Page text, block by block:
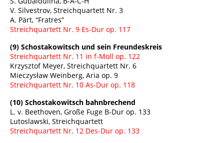
V. Silvestrov, Streichquartett Nr. 3
A. Pärt, “Fratres”
Streichquartett Nr. 9 Es-Dur op. 117
(9) Schostakowitsch und sein Freundeskreis
Streichquartett Nr. 11 in f-Moll op. 122
Krzysztof Meyer, Streichquartett Nr. 6
Mieczysław Weinberg, Aria op. 9
Streichquartett Nr. 10 As-Dur op. 118
(10) Schostakowitsch bahnbrechend
L. v. Beethoven, Große Fuge B-Dur op. 133
Lutoslawski, Streichquartett
Streichquartett Nr. 12 Des-Dur op. 133